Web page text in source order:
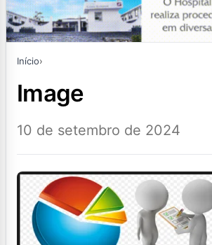
Início›
image
10 de setembro de 2024